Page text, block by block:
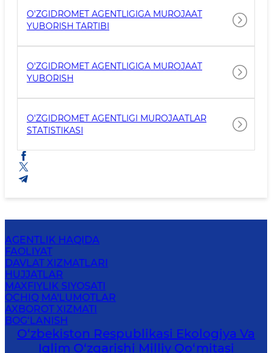
O'ZGIDROMET AGENTLIGIGA MUROJAAT
YUBORISH TARTIBI
O'ZGIDROMET AGENTLIGIGA MUROJAAT
YUBORISH
O'ZGIDROMET AGENTLIGI MUROJAATLAR
STATISTIKASI
AGENTLIK HAQIDA
FAOLIYAT
DAVLAT XIZMATLARI
HUJJATLAR
MAXFIYLIK SIYOSATI
OCHIQ MA'LUMOTLAR
AXBOROT XIZMATI
BOG‘LANISH
O‘zbekiston Respublikasi Ekologiya Va
Iqlim O‘zgarishi Milliy Qo‘mitasi